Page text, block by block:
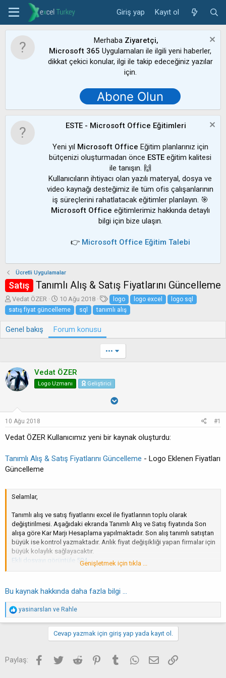
Giriş yap Kayıt ol
Merhaba Ziyaretçi,
Microsoft 365 Uygulamaları ile ilgili yeni haberler,
dikkat çekici konular, ilgi ile takip edeceğiniz yazılar
için.
Abone Olun
ESTE - Microsoft Office Eğitimleri
Yeni yıl Microsoft Office Eğitim planlarınız için
bütçenizi oluşturmadan önce ESTE eğitim kalitesi
ile tanışın. 🙌
Kullanıcıların ihtiyacı olan yazılı materyal, dosya ve
video kaynağı desteğimiz ile tüm ofis çalışanlarının
iş süreçlerini rahatlatacak eğitimler planlayın. 🎯
Microsoft Office eğitimlerimiz hakkında detaylı
bilgi için bize ulaşın.
👉 Microsoft Office Eğitim Talebi
Ücretli Uygulamalar
Satış Tanımlı Alış & Satış Fiyatlarını Güncelleme
K
o
n
a
ş
l
n
Vedat ÖZER
B
a
ş
a
ç
t
a
10 Ağu 2018
E
t
i
t
l
logo logo excel
logo sql
satış fiyat güncelleme
sql tanımlı alış
Genel bakış Forum konusu
•••
Vedat ÖZER
Logo Uzmanı Geliştirici
10 Ağu 2018 #1
Vedat ÖZER Kullanıcımız yeni bir kaynak oluşturdu:
Tanımlı Alış & Satış Fiyatlarını Güncelleme - Logo Eklenen Fiyatları
Güncelleme
Selamlar,
Tanımlı alış ve satış fiyatlarını excel ile fiyatlarının toplu olarak
değiştirilmesi. Aşağıdaki ekranda Tanımlı Alış ve Satış fiyatında Son
alışa göre Kar Marjı Hesaplama yapılmaktadır. Son alış tanımlı satıştan
büyük ise kontrol yazmaktadır. Anlık fiyat değişikliği yapan firmalar için
büyük kolaylık sağlayacaktır.
Ekli dosyayı görüntüle 504
vermektedir. Firma bilgileri özel olduğundan sildim.
Ekli dosyayı görüntüle 505
Genişletmek için tıkla ...
Bu kaynak hakkında daha fazla bilgi ...
T
e
p
e
yasinarslan ve Rahle
Cevap yazmak için giriş yap yada kayıt ol.
Paylaş: Facebook
Twitter Reddit PinterestTumblr WhatsApp
E-posta